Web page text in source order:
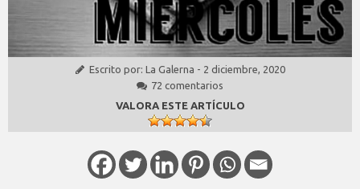
Escrito por: La Galerna - 2 diciembre, 2020
72 comentarios
VALORA ESTE ARTÍCULO